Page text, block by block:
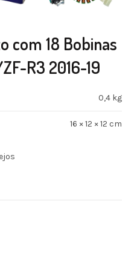
com 18 Bobinas
R3 2016-19
0,4 kg
16 × 12 × 12 cm